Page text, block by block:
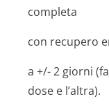
completa
con recupero
a +/- 2 giorni
dose e l’altra).